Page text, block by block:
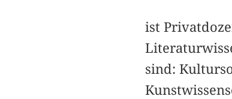
ist
sind: